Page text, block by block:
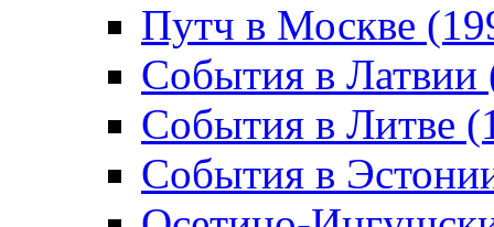
Путч в Москве
События в Латвии
События в Литве
События в